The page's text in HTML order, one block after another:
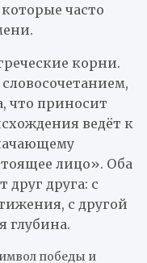
часто
корни.
что приносит
ведёт к
лицо». Оба
друга: с
с другой
глубина.
победы и